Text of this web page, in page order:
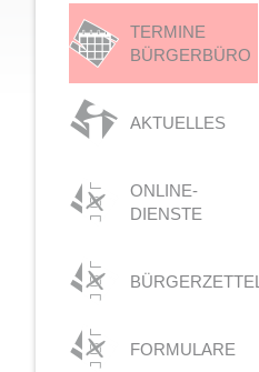
TERMINE
BÜRGERBÜRO
AKTUELLES
ONLINE-
DIENSTE
BÜRGERZETTEL
FORMULARE